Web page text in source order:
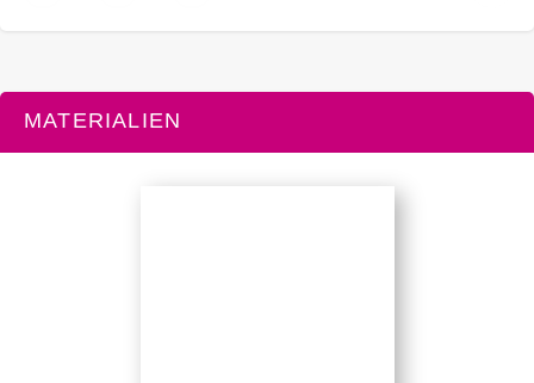
MATERIALIEN